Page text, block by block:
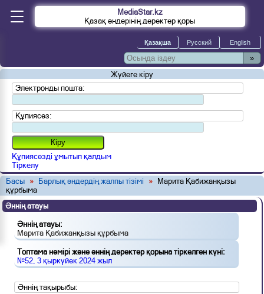
MediaStar.kz
Қазақ әндерінің деректер қоры
»
Жүйеге кіру
Электронды пошта:
Құпиясөз:
Құпиясөзді ұмытып қалдым
Тіркелу
Басы » Барлық әндердің жалпы тізімі »
Марита Қабижанқызы
құрбыма
Әннің атауы
Әннің атауы:
Марита Қабижанқызы құрбыма
Топтама нөмірі және әннің деректер қорына тіркелген күні:
№52, 3 қыркүйек 2024 жыл
Әннің тақырыбы: